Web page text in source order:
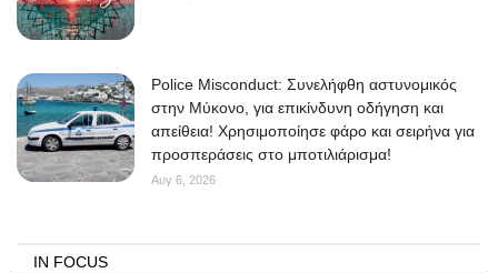
Police Misconduct: Συνελήφθη αστυνομικός
στην Μύκονο, για επικίνδυνη οδήγηση και
απείθεια! Χρησιμοποίησε φάρο και σειρήνα για
προσπεράσεις στο μποτιλιάρισμα!
Αυγ 6, 2026
IN FOCUS